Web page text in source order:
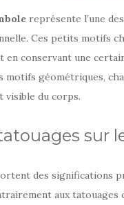
représente l’une
Ces petits motifs
conservant une
motifs géométriques,
du corps.
sur
des significations
aux tatouages